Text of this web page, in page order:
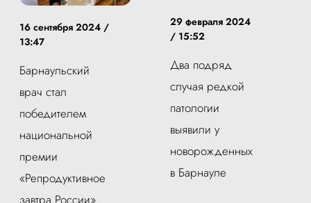
16 сентября 2024 /
13:47
Барнаульский
врач стал
победителем
национальной
премии
«Репродуктивное
29 февраля 2024
/ 15:52
Два подряд
случая редкой
патологии
выявили у
новорожденных
в Барнауле